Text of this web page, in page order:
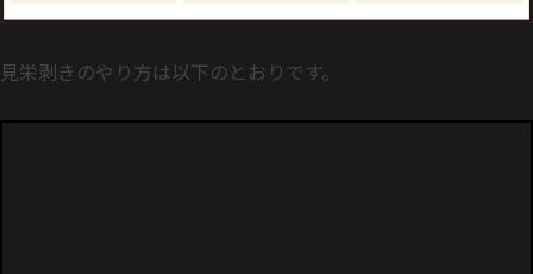
見栄剥きのやり方は以下のとおりです。